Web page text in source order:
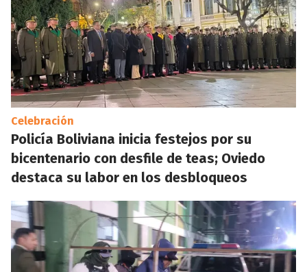
Celebración
Policía Boliviana inicia festejos por su
bicentenario con desfile de teas; Oviedo
destaca su labor en los desbloqueos